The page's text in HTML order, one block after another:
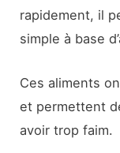
rapidement, il
simple à base
Ces aliments
et permettent
avoir trop faim.